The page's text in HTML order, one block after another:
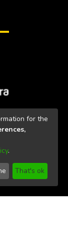
for the
.
That's ok